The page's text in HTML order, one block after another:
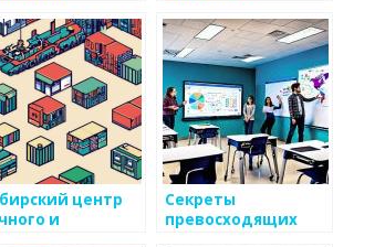
производстве
металлоизделий
центр
и
Секреты
превосходящих